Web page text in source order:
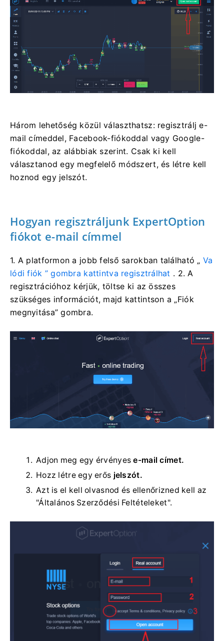
Három lehetőség közül választhatsz: regisztrálj e-
mail címeddel, Facebook-fiókoddal vagy Google-
fiókoddal, az alábbiak szerint. Csak ki kell
választanod egy megfelelő módszert, és létre kell
hoznod egy jelszót.
Hogyan regisztráljunk ExpertOption
fiókot e-mail címmel
1. A platformona jobb felső sarokban található „Va
lódi fiók ” gombra kattintva regisztrálhat . 2. A
regisztrációhoz kérjük, töltse ki az összes
szükséges információt, majd kattintson a „Fiók
megnyitása” gombra.
Adjon meg egy érvényese-mail címet.
Hozz létre egy erős jelszót.
Azt is el kell olvasnod és ellenőrizned kell az
"Általános Szerződési Feltételeket".